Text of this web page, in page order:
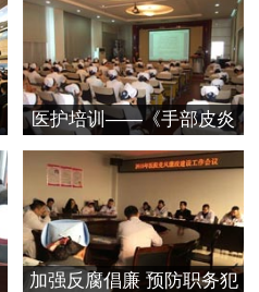
医护培训——《手部皮炎
的
加强反腐倡廉 预防职务犯